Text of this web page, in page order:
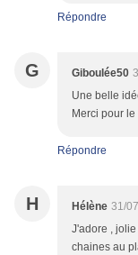
Répondre
G Giboulée50
Une belle
Merci pour
Répondre
H Hélène 31/
J'adore ,
chaines au